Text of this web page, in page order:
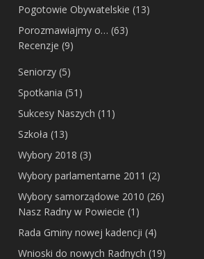
Pogotowie Obywatelskie (13)
Porozmawiajmy o… (63)
Recenzje (9)
Seniorzy(5)
Spotkania (51)
Sukcesy Naszych (11)
Szkoła (13)
Wybory 2018 (3)
Wybory parlamentarne 2011 (2)
Wybory samorządowe 2010 (26)
Nasz Radny w Powiecie (1)
Rada Gminy nowej kadencji (4)
Wnioski do nowych Radnych (19)